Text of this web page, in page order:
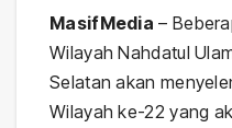
MasifMedia –
Wilayah Nahdatul
Selatan akan
Wilayah ke-22 yang